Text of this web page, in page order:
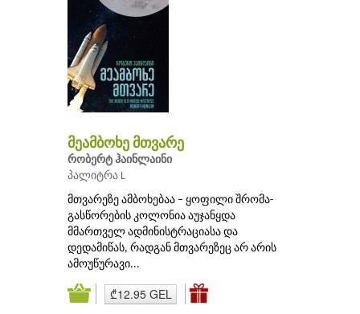
მეამბოხე მთვარე
რობერტ ჰაინლაინი
პალიტრა L
მთვარეზე ამბოხებაა – ყოფილი შრომა-
გასწორების კოლონია აუჯანყდა
მმართველ ადმინისტრაციასა და
დედამიწას, რადგან მთვარეზეც არ არის
ამოუწურავი...
₾12.95 GEL